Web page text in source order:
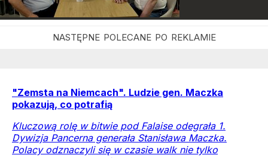
"Zemsta na Niemcach". Ludzie gen. Maczka
pokazują, co potrafią
Kluczową rolę w bitwie pod Falaise odegrała 1.
Dywizja Pancerna generała Stanisława Maczka.
Polacy odznaczyli się w czasie walk nie tylko